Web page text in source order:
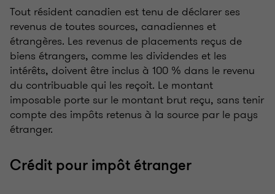
Tout résident canadien est tenu de déclarer ses
revenus de toutes sources, canadiennes et
étrangères. Les revenus de placements reçus de
biens étrangers, comme les dividendes et les
intérêts, doivent être inclus à 100 % dans le revenu
du contribuable qui les reçoit. Le montant
imposable porte sur le montant brut reçu, sans tenir
compte des impôts retenus à la source par le pays
étranger.
Crédit pour impôt étranger